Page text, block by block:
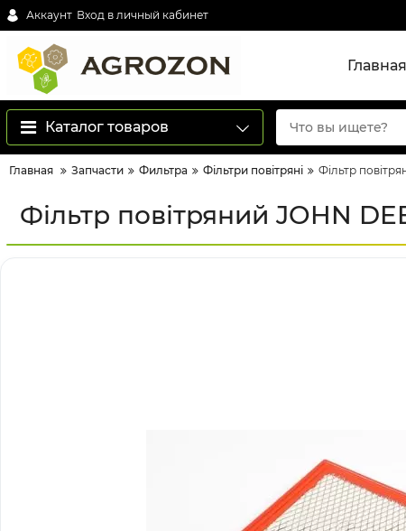
Аккаунт Вход в личный кабинет
Главная
Каталог товаров
Главная Запчасти Фильтра Фільтри повітряні Фільтр
Фільтр повітряний JOHN